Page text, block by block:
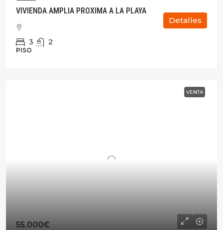
VIVIENDA AMPLIA PROXIMA A LA PLAYA
3 2
PISO
Detalles
VENTA
55.000€